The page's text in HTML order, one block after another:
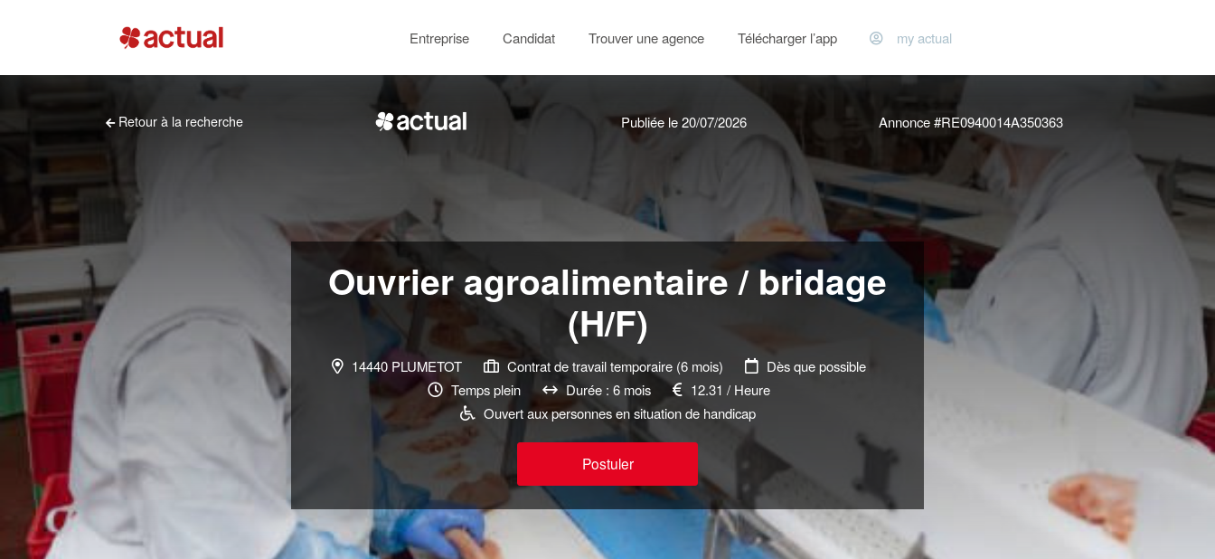
Entreprise Candidat Trouver une agence Télécharger l’app my actual
Retour à la recherche Publiée le 20/07/2026 Annonce #RE0940014A350363
Ouvrier agroalimentaire / bridage
(H/F)
14440 PLUMETOT Contrat de travail temporaire (6 mois)
Dès que possible
Temps plein
Durée : 6 mois
12.31 / Heure
Ouvert aux personnes en situation de handicap
Postuler